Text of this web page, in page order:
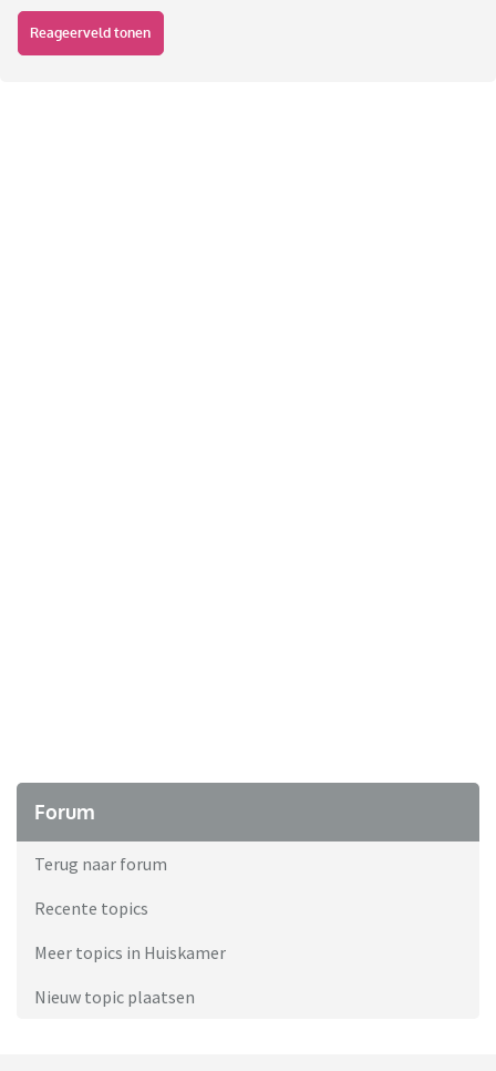
Reageerveld tonen
Forum
Terug naar forum
Recente topics
Meer topics in Huiskamer
Nieuw topic plaatsen